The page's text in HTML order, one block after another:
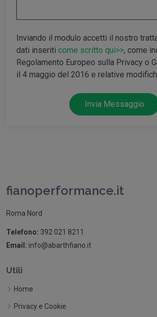
Inviando il modulo accetti il nostro
dati inseriti come scritto qui>>, come
Regolamento Europeo sulla Privacy o
il 4 maggio del 2016 e relative
Invia Messaggio
fianoperformance.it
Roma Nord
Telefono: 392 021 8211
Email: info@abarthfiano.it
Utili
Home
Privacy e Cookie